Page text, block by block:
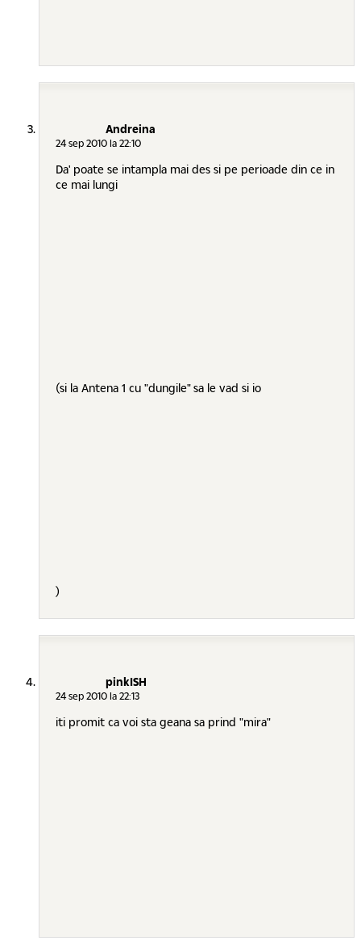
Andreina
24 sep 2010 la 22:10
Da' poate se intampla mai des si pe perioade din ce in
ce mai lungi
(si la Antena 1 cu "dungile" sa le vad si io
)
pinkISH
24 sep 2010 la 22:13
iti promit ca voi sta geana sa prind "mira"